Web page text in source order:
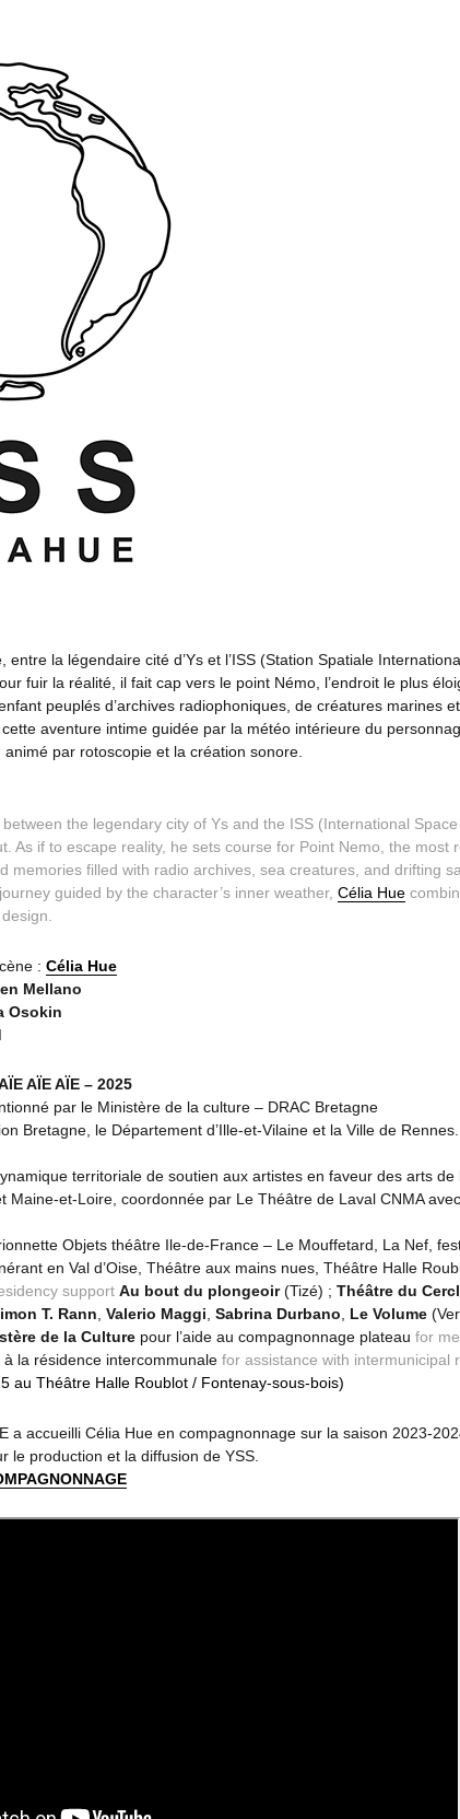
entre la légendaire cité d’Ys et l’ISS (Station Spatiale
fuir la réalité, il fait cap vers le point Némo, l’endroit le plus
peuplés d’archives radiophoniques, de créatures marines
aventure intime guidée par la météo intérieure du
par rotoscopie et la création sonore.
the legendary city of Ys and the ISS (International
As if to escape reality, he sets course for Point Nemo, the
memories filled with radio archives, sea creatures, and drifting
guided by the character’s inner weather, Célia Hue
: Célia Hue
Mellano
Osokin
AÏE AÏE – 2025
par le Ministère de la culture – DRAC Bretagne
Bretagne, le Département d’Ille-et-Vilaine et la Ville de Rennes.
territoriale de soutien aux artistes en faveur des arts
Maine-et-Loire, coordonnée par Le Théâtre de Laval CNMA
Objets théâtre Ile-de-France – Le Mouffetard, La Nef,
en Val d’Oise, Théâtre aux mains nues, Théâtre Halle
support Au bout du plongeoir(Tizé) ; Théâtre du
T. Rann, Valerio Maggi, Sabrina Durbano, Le Volume
de la Culture pour l’aide au compagnonnage plateau for
à la résidence intercommunale for assistance with intermunicipal
au Théâtre Halle Roublot / Fontenay-sous-bois)
a accueilli Célia Hue en compagnonnage sur la saison 2023-
le production et la diffusion de YSS.